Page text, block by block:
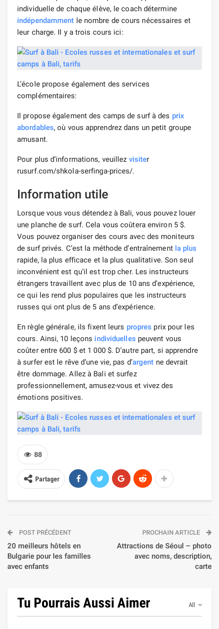
individuelle de chaque élève, le coach détermine
indépendamment le nombre de cours nécessaires et
leur charge. Il y a trois cours ici:
L’école propose également des services
complémentaires:
Il propose également des camps de surf à des prix
abordables, où vous apprendrez dans un petit groupe
amusant.
Pour plus d’informations, veuillez visiter
rusurf.com/shkola-serfinga-prices/.
Information utile
Lorsque vous vous détendez à Bali, vous pouvez louer
une planche de surf. Cela vous coûtera environ 5 $.
Vous pouvez organiser des cours avec des moniteurs
de surf privés. C’est la méthode d’entraînement la plus
rapide, la plus efficace et la plus qualitative. Son seul
inconvénient est qu’il est trop cher. Les instructeurs
étrangers travaillent avec plus de 10 ans d’expérience,
ce qui les rend plus populaires que les instructeurs
russes qui ont plus de 5 ans d’expérience.
En règle générale, ils fixent leurs propres prix pour les
cours. Ainsi, 10 leçons individuelles peuvent vous
coûter entre 600 $ et 1 000 $. D’autre part, si apprendre
à surfer est le rêve d’une vie, pas d’argent ne devrait
être dommage. Allez à Bali et surfez
professionnellement, amusez-vous et vivez des
émotions positives.
88
Partager
POST PRÉCÉDENT
20 meilleurs hôtels en
Bulgarie pour les familles
avec enfants
PROCHAIN ARTICLE
Attractions de Séoul – photo
avec noms, description,
carte
All
Tu Pourrais Aussi Aimer